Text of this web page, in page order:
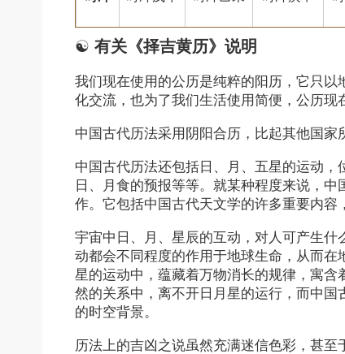
☯ 有关《择吉黄历》说明
我们现在使用的公历是纯粹的阳历，它只
化交流，也为了我们生活使用简便，公历现
中国古代历法采用阴阳合历，比起其他国家
中国古代历法还包括日、月、五星的运动，
日、月食的预报等等。就某种程度来说，
作。它包括中国古代天文学的许多重要内容
宇宙中日、月、星辰的互动，对人可产生
动都会不同程度的作用于地球生命，从而在
星的运动中，蕴藏着万物消长的规律，寓
然的关系中，离不开日月星的运行，而中
的时空背景。
历法上的吉凶之说虽然充满迷信色彩，甚